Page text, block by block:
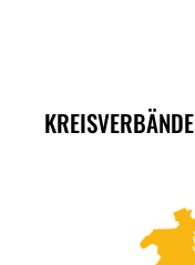
KREISVERBÄNDE